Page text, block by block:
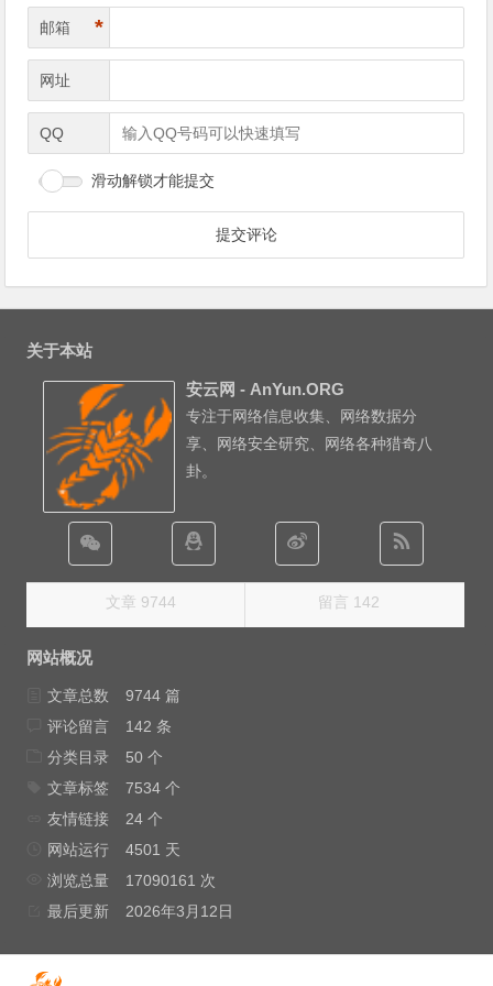
邮箱 *
网址
QQ
滑动解锁才能提交
关于本站
安云网 - AnYun.ORG
专注于网络信息收集、网络数据分
享、网络安全研究、网络各种猎奇八
卦。
文章 9744 留言 142
网站概况
文章总数
9744 篇
评论留言
142 条
分类目录
50 个
文章标签
7534 个
友情链接
24 个
网站运行
4501 天
浏览总量
17090161 次
最后更新
2026年3月12日